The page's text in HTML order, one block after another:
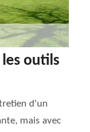
outils
d'un
mais avec